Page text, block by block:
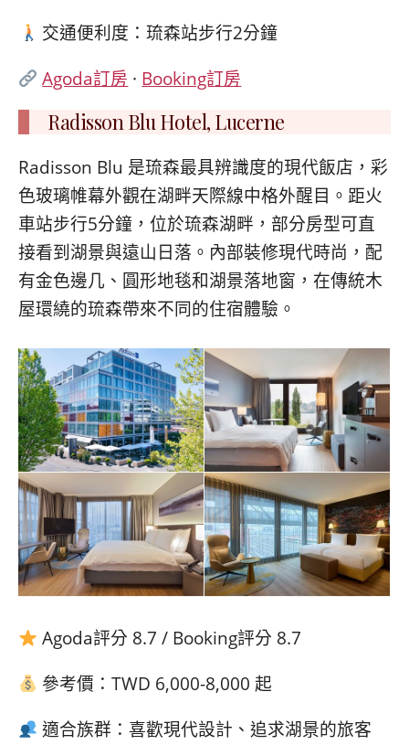
交通便利度：琉森站步行2分鐘
Agoda訂房 · Booking訂房
Radisson Blu Hotel, Lucerne
Radisson Blu 是琉森最具辨識度的現代飯店，彩
色玻璃帷幕外觀在湖畔天際線中格外醒目。距火
車站步行5分鐘，位於琉森湖畔，部分房型可直
接看到湖景與遠山日落。內部裝修現代時尚，配
有金色邊几、圓形地毯和湖景落地窗，在傳統木
屋環繞的琉森帶來不同的住宿體驗。
Agoda評分 8.7 / Booking評分 8.7
參考價：TWD 6,000-8,000 起
適合族群：喜歡現代設計、追求湖景的旅客